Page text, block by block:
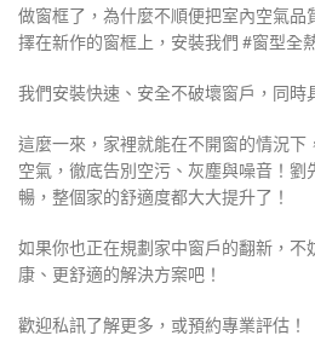
做窗框了，為什麼不順便把室內空氣品
擇在新作的窗框上，安裝我們 #窗型全
我們安裝快速、安全不破壞窗戶，同時
這麼一來，家裡就能在不開窗的情況下
空氣，徹底告別空污、灰塵與噪音！
暢，整個家的舒適度都大大提升了！
如果你也正在規劃家中窗戶的翻新，不
康、更舒適的解決方案吧！
歡迎私訊了解更多，或預約專業評估！